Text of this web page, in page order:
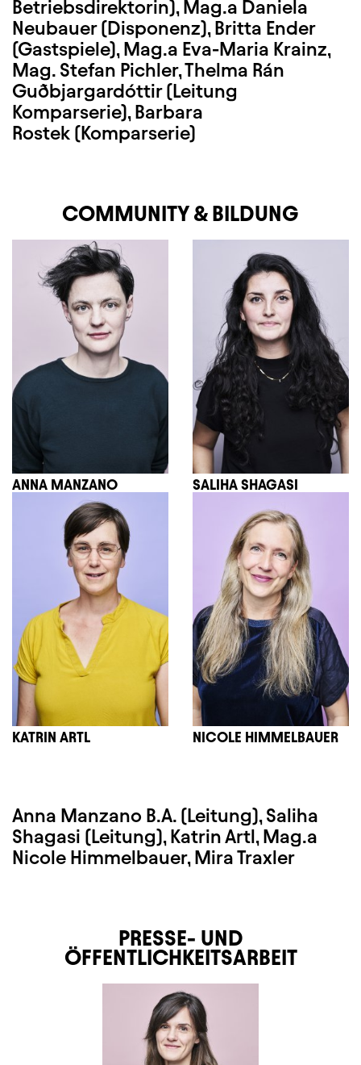
Betriebsdirektorin), Mag.a Daniela
Neubauer (Disponenz), Britta Ender
(Gastspiele), Mag.a Eva-Maria Krainz,
Mag. Stefan Pichler, Thelma Rán
Guðbjargardóttir (Leitung
Komparserie), Barbara
Rostek (Komparserie)
COMMUNITY & BILDUNG
ANNA MANZANO SALIHA SHAGASI
KATRIN ARTL NICOLE HIMMELBAUER
Anna Manzano B.A. (Leitung), Saliha
Shagasi (Leitung), Katrin Artl, Mag.a
Nicole Himmelbauer, Mira Traxler
PRESSE- UND
ÖFFENTLICHKEITSARBEIT